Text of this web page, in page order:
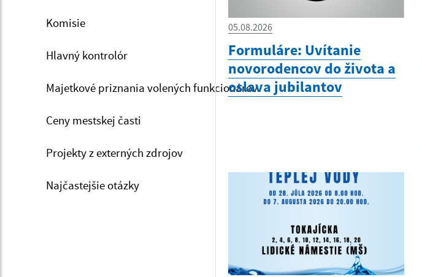
Komisie
Hlavný kontrolór
Majetkové priznania volených funkcionárov
Ceny mestskej časti
Projekty z externých zdrojov
Najčastejšie otázky
05.08.2026
Formuláre: Uvítanie
novorodencov do života a
oslava jubilantov